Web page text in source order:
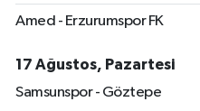
Amed - Erzurumspor FK
17 Ağustos, Pazartesi
Samsunspor - Göztepe